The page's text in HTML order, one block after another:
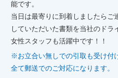
能です。
当日は最寄りに到着しましたらご
していただいた書類を当社のドラ
女性スタッフも活躍中です！！
※お立合い無しでの引取も受け付
全て郵送でのご対応になります。